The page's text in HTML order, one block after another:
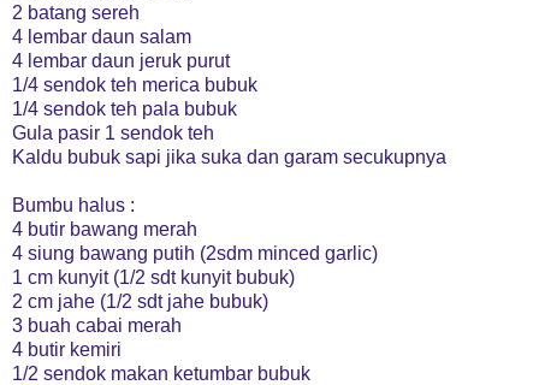
2 batang sereh
4 lembar daun salam
4 lembar daun jeruk purut
1/4 sendok teh merica bubuk
1/4 sendok teh pala bubuk
Gula pasir 1 sendok teh
Kaldu bubuk sapi jika suka dan garam secukupnya
Bumbu halus :
4 butir bawang merah
4 siung bawang putih (2sdm minced garlic)
1 cm kunyit (1/2 sdt kunyit bubuk)
2 cm jahe (1/2 sdt jahe bubuk)
3 buah cabai merah
4 butir kemiri
1/2 sendok makan ketumbar bubuk